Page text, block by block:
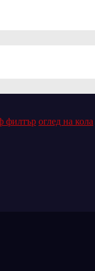
филтър оглед на кола